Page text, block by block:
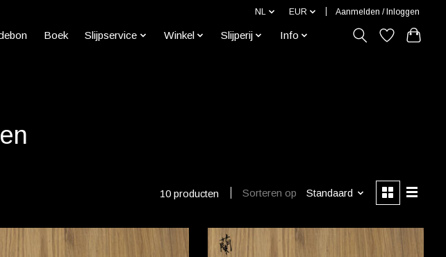
NL EUR Aanmelden / Inloggen
Boek Slijpservice Winkel Slijperij Info
10 producten Sorteren op Standaard